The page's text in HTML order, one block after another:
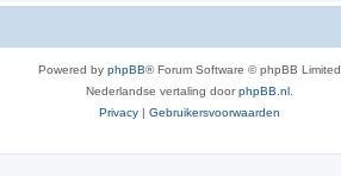
Powered by phpBB® Forum Software © phpBB Limited
Nederlandse vertaling doorphpBB.nl
Privacy | Gebruikersvoorwaarden